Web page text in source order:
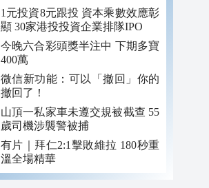
好培訓工作
1元投資8元跟投 資本乘數效應彰
顯 30家港投投資企業排隊IPO
今晚六合彩頭獎半注中 下期多寶
400萬
微信新功能：可以「撤回」你的
撤回了！
山頂一私家車未遵交規被截查 55
歲司機涉襲警被捕
有片｜拜仁2:1擊敗維拉 180秒重
溫全場精華